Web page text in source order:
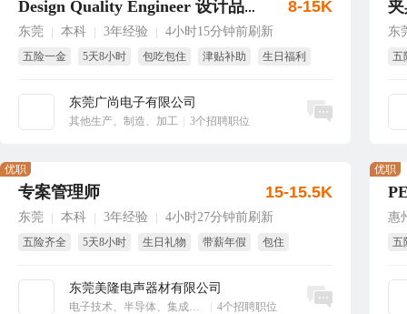
Design Quality Engineer 设计品质工程师
东莞 本科 3年经验 4小时15分钟前刷新
五险一金 5天8小时 包吃包住 津贴补助
生日福利
东莞广尚电子有限公司
其他生产、制造、加工 3个招聘职位
8-15K
立即沟通
东
五
专案管理师
东莞 本科 3年经验 4小时27分钟前刷新
五险齐全 5天8小时 生日礼物 带薪年假 包住
东莞美隆电声器材有限公司
电子技术、半导体、集成电路 4个招聘职位
优职
15-15.5K
立即沟通
惠
五
优职